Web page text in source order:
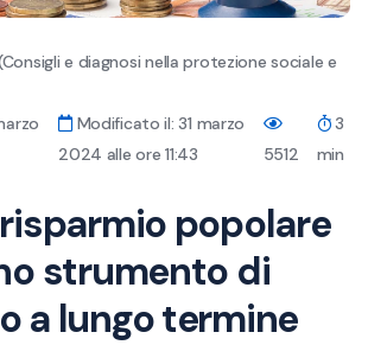
e diagnosi nella protezione sociale e
Modificato il: 31 marzo
2024 alle ore 11:43
5512
3
min
popolare
strumento di
a lungo termine